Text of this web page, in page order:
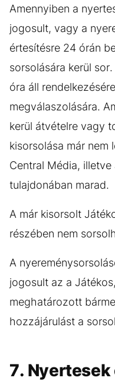
Amennyiben a
jogosult, vagy a
értesítésre 24 órán
sorsolására kerül
óra áll
megválaszolására.
kerül átvételre vagy
kisorsolása már nem
Central Média,
tulajdonában marad.
A már kisorsolt
részében nem
A
jogosult az a
meghatározott
hozzájárulást a
7.